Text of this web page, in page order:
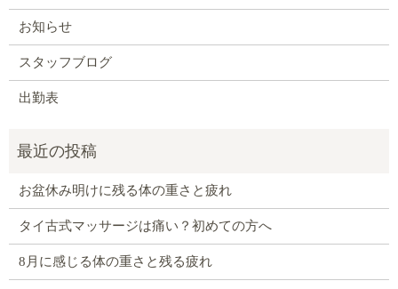
お知らせ
スタッフブログ
出勤表
お盆休み明けに残る体の重さと疲れ
タイ古式マッサージは痛い？初めての方へ
8月に感じる体の重さと残る疲れ